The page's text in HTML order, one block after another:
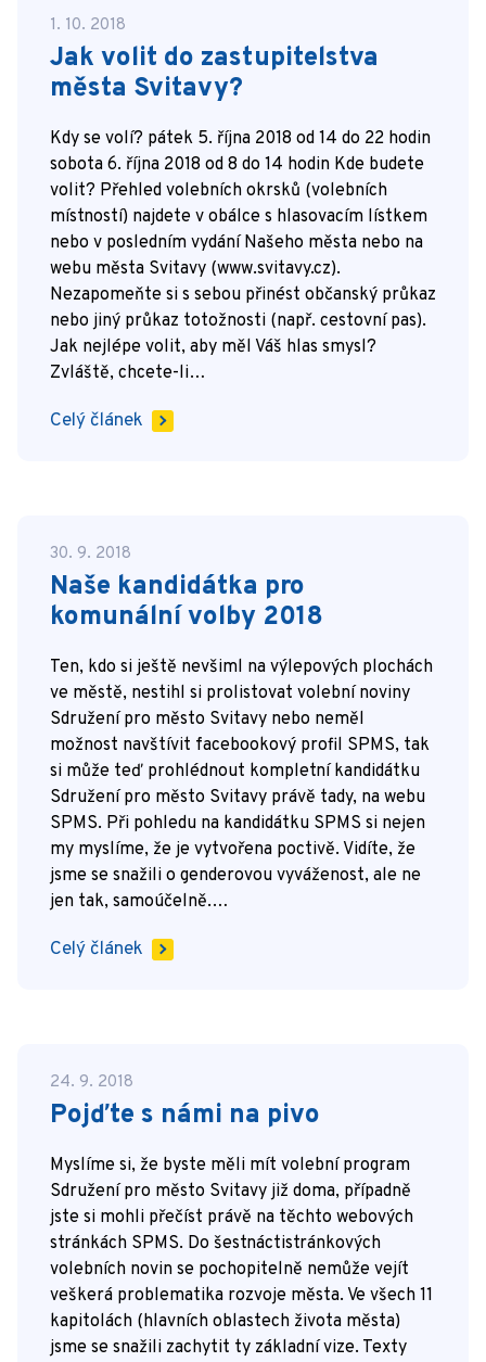
1. 10. 2018
Jak volit do zastupitelstva
města Svitavy?
Kdy se volí? pátek 5. října 2018 od 14 do 22 hodin
sobota 6. října 2018 od 8 do 14 hodin Kde budete
volit? Přehled volebních okrsků (volebních
místností) najdete v obálce s hlasovacím lístkem
nebo v posledním vydání Našeho města nebo na
webu města Svitavy (www.svitavy.cz).
Nezapomeňte si s sebou přinést občanský průkaz
nebo jiný průkaz totožnosti (např. cestovní pas).
Jak nejlépe volit, aby měl Váš hlas smysl?
Zvláště, chcete-li…
Celý článek
30. 9. 2018
Naše kandidátka pro
komunální volby 2018
Ten, kdo si ještě nevšiml na výlepových plochách
ve městě, nestihl si prolistovat volební noviny
Sdružení pro město Svitavy nebo neměl
možnost navštívit facebookový profil SPMS, tak
si může teď prohlédnout kompletní kandidátku
Sdružení pro město Svitavy právě tady, na webu
SPMS. Při pohledu na kandidátku SPMS si nejen
my myslíme, že je vytvořena poctivě. Vidíte, že
jsme se snažili o genderovou vyváženost, ale ne
jen tak, samoúčelně.…
Celý článek
24. 9. 2018
Pojďte s námi na pivo
Myslíme si, že byste měli mít volební program
Sdružení pro město Svitavy již doma, případně
jste si mohli přečíst právě na těchto webových
stránkách SPMS. Do šestnáctistránkových
volebních novin se pochopitelně nemůže vejít
veškerá problematika rozvoje města. Ve všech 11
kapitolách (hlavních oblastech života města)
jsme se snažili zachytit ty základní vize. Texty